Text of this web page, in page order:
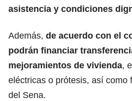
asistencia y condiciones
Además, de acuerdo con el
podrán financiar
mejoramientos de vivienda,
eléctricas o prótesis, así como
del Sena.